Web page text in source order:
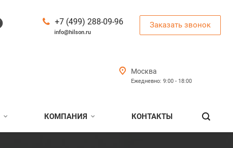
+7 (499) 288-09-96
info@hilson.ru
Заказать звонок
Москва
Ежедневно: 9:00 - 18:00
КОМПАНИЯ КОНТАКТЫ